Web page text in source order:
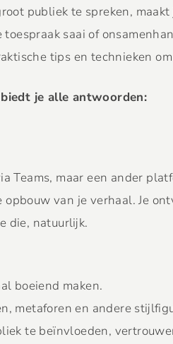
publiek te spreken,
saai of
tips en technieken
je alle antwoorden:
Teams, maar een ander
opbouw van je verhaal. Je
die, natuurlijk.
boeiend maken.
metaforen en andere
te beïnvloeden,